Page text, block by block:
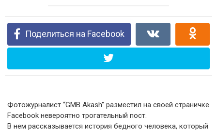
Поделиться на Facebook
Фотожурналист “GMB Akash” разместил на своей страничке
Facebook невероятно трогательный пост.
В нем рассказывается история бедного человека, который